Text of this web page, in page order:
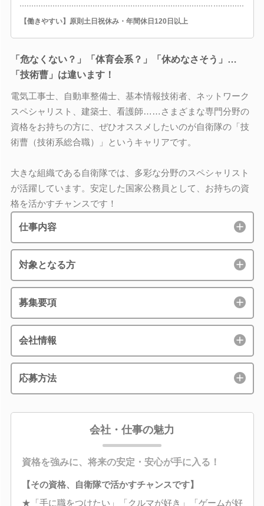
【働きやすい】原則土日祝休み・年間休日120日以上
「危なくない？」「体育会系？」「休めなさそう」…
「技術曹」は違います！
電気工事士、自動車整備士、基本情報技術者、ネットワーク
スペシャリスト、建築士、看護師……さまざまな専門分野の
資格をお持ちの方に、ぜひオススメしたいのが自衛隊の「技
術曹（技術系総合職）」というキャリアです。
大きな組織である自衛隊では、多彩な分野のスペシャリスト
が活躍しています。安定した国家公務員として、お持ちの資
格を活かすチャンスです！
仕事内容
対象となる方
募集要項
会社情報
応募方法
会社・仕事の魅力
資格を強みに、将来の安定・安心が手に入る！
【その資格、自衛隊で活かすチャンスです】
★「手に職をつけたい」「クルマが好き」「ゲームが好